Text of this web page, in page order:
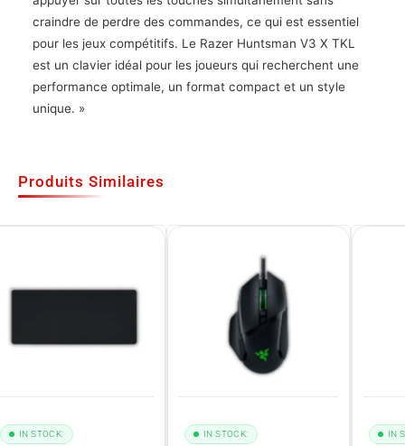
craindre de perdre des commandes, ce qui est essentiel
pour les jeux compétitifs. Le Razer Huntsman V3 X TKL
est un clavier idéal pour les joueurs qui recherchent une
performance optimale, un format compact et un style
unique. »
Produits Similaires
IN STOCK: IN STOCK: IN